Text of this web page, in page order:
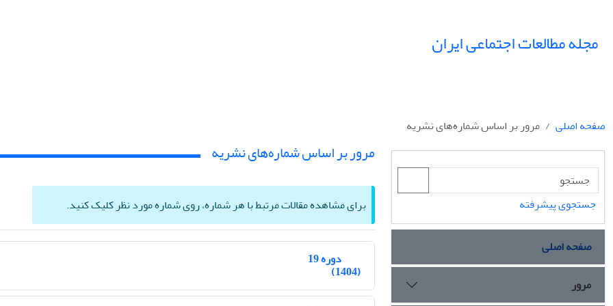
مجله مطالعات اجتماعی ایران
صفحه اصلی مرور بر اساس شماره‌های نشریه
جستجوی پیشرفته
صفحه اصلی
مرور
مرور بر اساس شماره‌های نشریه
برای مشاهده مقالات مرتبط با هر شماره، روی شماره مورد نظر کلیک کنید.
دوره 19
(1404)